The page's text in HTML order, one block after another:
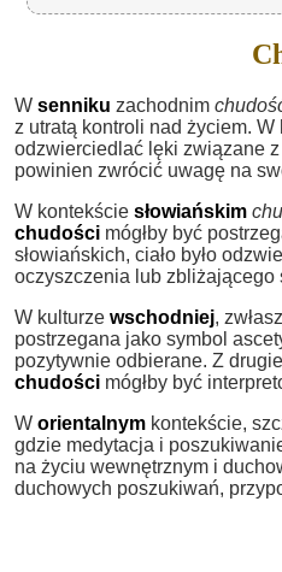
W senniku zachodnim
z utratą kontroli nad życiem.
odzwierciedlać lęki związane
powinien zwrócić uwagę na
W kontekście słowiańskim
chudości mógłby być
słowiańskich, ciało było
oczyszczenia lub zbliżającego
W kulturze wschodniej,
postrzegana jako symbol
pozytywnie odbierane. Z
chudości mógłby być
W orientalnym kontekście,
gdzie medytacja i
na życiu wewnętrznym i
duchowych poszukiwań,